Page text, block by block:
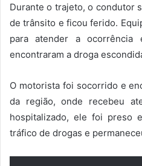
Durante o trajeto, o condutor
de trânsito e ficou ferido.
para atender a ocorrência
encontraram a droga
O motorista foi socorrido e
da região, onde recebeu
hospitalizado, ele foi preso
tráfico de drogas e